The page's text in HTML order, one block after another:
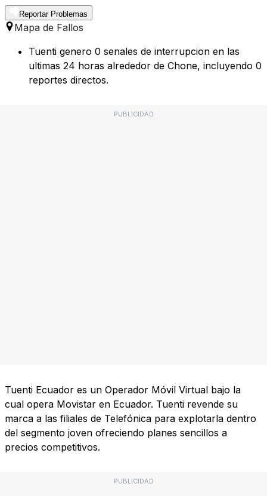
Reportar Problemas
Mapa de Fallos
Tuenti genero 0 senales de interrupcion en las
ultimas 24 horas alrededor de Chone, incluyendo 0
reportes directos.
PUBLICIDAD
Tuenti Ecuador es un Operador Móvil Virtual bajo la
cual opera Movistar en Ecuador. Tuenti revende su
marca a las filiales de Telefónica para explotarla dentro
del segmento joven ofreciendo planes sencillos a
precios competitivos.
PUBLICIDAD